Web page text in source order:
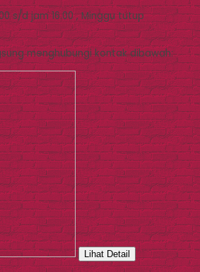
s/d jam 16.00 , Minggu tutup
menghubungi kontak dibawah:
Lihat Detail